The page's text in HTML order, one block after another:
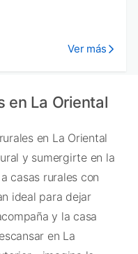
Ver más
en La Oriental
en La Oriental
y sumergirte en la
casas rurales con
ideal para dejar
y la casa
en La